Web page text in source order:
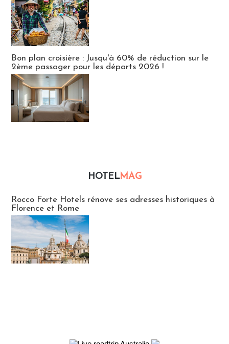
Bon plan croisière : Jusqu'à 60% de réduction sur le
2ème passager pour les départs 2026 !
HOTELMAG
Rocco Forte Hotels rénove ses adresses historiques à
Florence et Rome